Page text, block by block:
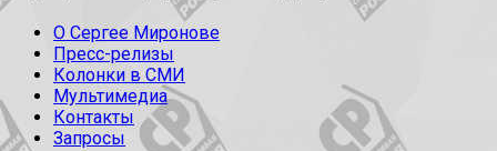
О Сергее Миронове
Пресс-релизы
Колонки в СМИ
Мультимедиа
Контакты
Запросы